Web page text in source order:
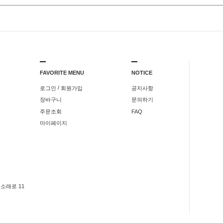
래로 11
FAVORITE MENU
로그인 / 회원가입
장바구니
주문조회
마이페이지
NOTICE
공지사항
문의하기
FAQ